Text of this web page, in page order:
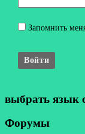
Запомнить
Войти
выбрать язык
Форумы